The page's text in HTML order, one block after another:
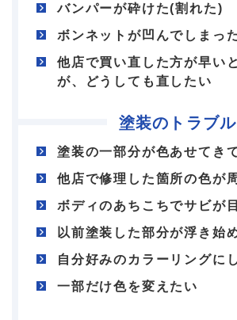
バンパーが砕けた(割れた)
ボンネットが凹んでしまっ
他店で買い直した方が早い
が、どうしても直したい
塗装のトラブル
塗装の一部分が色あせてき
他店で修理した箇所の色が
ボディのあちこちでサビが
以前塗装した部分が浮き始
自分好みのカラーリングに
一部だけ色を変えたい